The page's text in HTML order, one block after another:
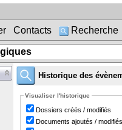
Contacts Recherche
Historique des
Visualiser l'historique
Dossiers créés / modifiés
Documents ajoutés / modifiés